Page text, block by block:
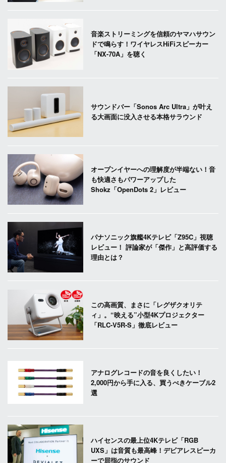
音楽ストリーミングを信頼のヤマハサウン
ドで鳴らす！ワイヤレスHiFiスピーカー
「NX-70A」を聴く
サウンドバー「Sonos Arc Ultra」が叶え
る大画面に没入させる本格サラウンド
オープンイヤーへの理解度が半端ない！音
も快適さもパワーアップした
Shokz「OpenDots 2」レビュー
パナソニック旗艦4Kテレビ「Z95C」視聴
レビュー！ 評論家が「傑作」と高評価する
理由とは？
この高画質、まさに「レグザクオリテ
ィ」。“映える”小型4Kプロジェクター
「RLC-V5R-S」徹底レビュー
アナログレコードの音を良くしたい！
2,000円から手に入る、買うべきケーブル2
選
ハイセンスの最上位4Kテレビ「RGB
UXS」は音質も最高峰！デビアレスピーカ
ーで屈指のサウンド